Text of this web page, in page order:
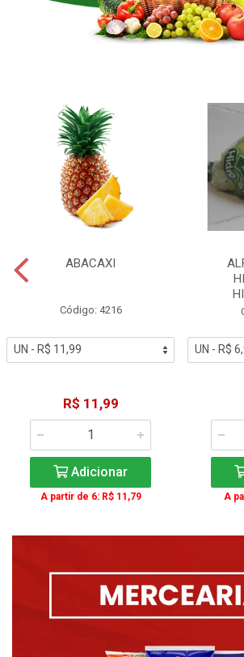
ABACAXI
Código: 4216
R$ 11,99
Adicionar
A partir de 6: R$ 11,79 A